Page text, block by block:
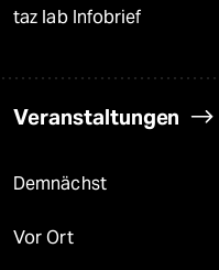
taz lab Infobrief
Veranstaltungen
Demnächst
Vor Ort